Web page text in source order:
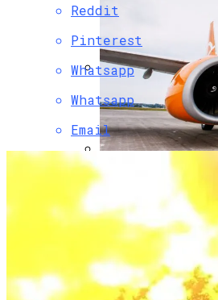
G7 Договорились
Искусственный
Коронавирус В
Смертоноснее
SkyUp Запустит
Reddit
Pinterest
Whatsapp
Whatsapp
Email